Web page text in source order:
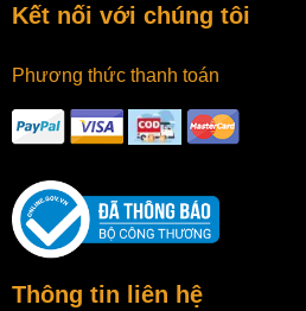
Kết nối với chúng tôi
Phương thức thanh toán
Thông tin liên hệ